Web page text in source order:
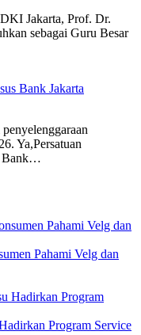
Jakarta, Prof. Dr.
sebagai Guru Besar
Bank Jakarta
Ya,Persatuan
Bank…
Pahami Velg dan
Program Service